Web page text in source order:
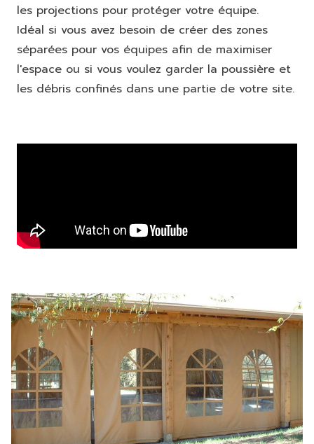
les projections pour protéger votre équipe.
Idéal si vous avez besoin de créer des zones
séparées pour vos équipes afin de maximiser
l'espace ou si vous voulez garder la poussière et
les débris confinés dans une partie de votre site.